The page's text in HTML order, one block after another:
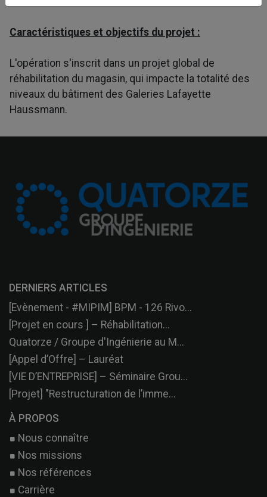
Caractéristiques et objectifs du projet :
L'opération s'inscrit dans un projet global de
réhabilitation du magasin, qui impacte la totalité des
niveaux du bâtiment des Galeries Lafayette
Haussmann.
DERNIERS ARTICLES
[Evènement - #MIPIM] BPM - 126 Rivo...
[Projet en cours ] – Réhabilitation...
Quatorze / Groupe d'Ingénierie au M...
[Appel d’Offre] – Lauréat
[VIE D’ENTREPRISE] – Séminaire Grou...
[Projet] "Restructuration de l’imme...
À PROPOS
Nous connaître
Nos missions
Nos références
Carrière